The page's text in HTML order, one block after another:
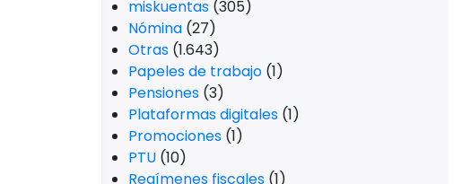
miskuentas (305)
Nómina (27)
Otras (1.643)
Papeles de trabajo (1)
Pensiones (3)
Plataformas digitales (1)
Promociones (1)
PTU (10)
Regímenes fiscales (1)